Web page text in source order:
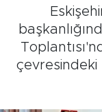
çevresindeki